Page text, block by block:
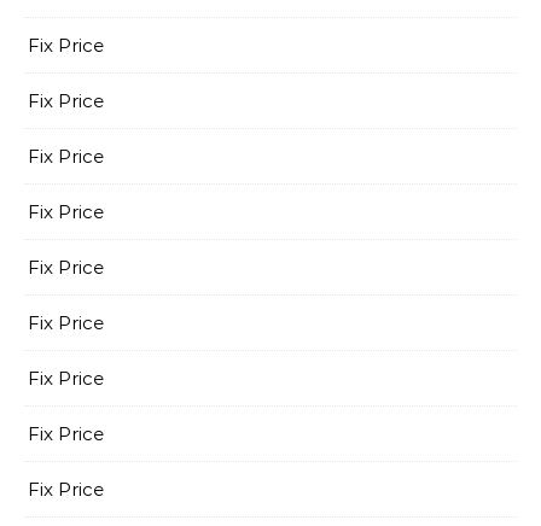
Fix Price
Fix Price
Fix Price
Fix Price
Fix Price
Fix Price
Fix Price
Fix Price
Fix Price